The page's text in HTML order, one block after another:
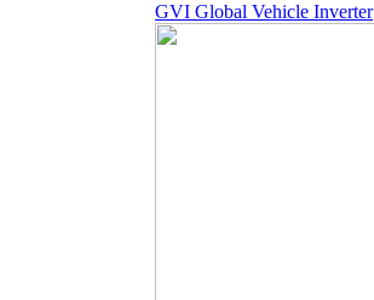
GVI Global Vehicle Inverter